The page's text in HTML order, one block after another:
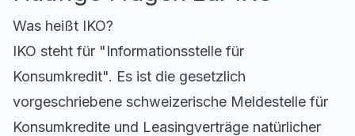
Was heißt IKO?
IKO steht für "Informationsstelle für
Konsumkredit". Es ist die gesetzlich
vorgeschriebene schweizerische Meldestelle für
Konsumkredite und Leasingverträge natürlicher